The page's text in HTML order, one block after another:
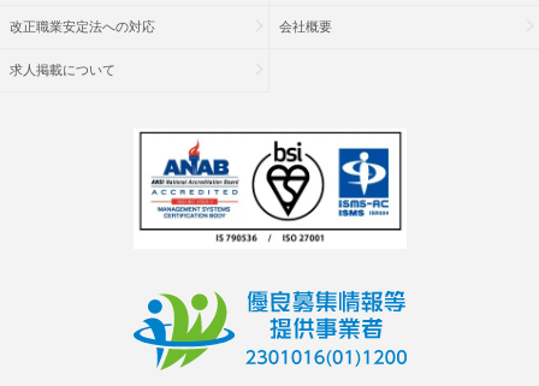
改正職業安定法への対応 会社概要
求人掲載について